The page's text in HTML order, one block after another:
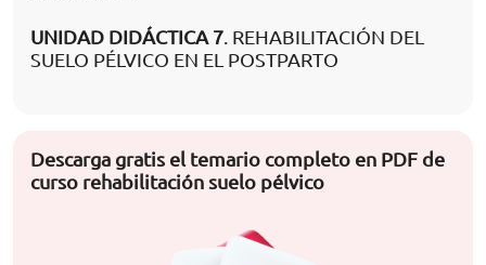
UNIDAD DIDÁCTICA 7 . REHABILITACIÓN DEL
SUELO PÉLVICO EN EL POSTPARTO
Descarga gratis el temario completo en PDF de
curso rehabilitación suelo pélvico